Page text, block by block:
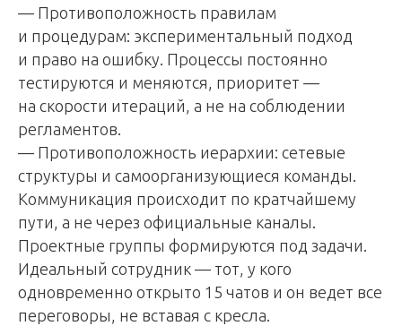
— Противоположность правилам
и процедурам: экспериментальный подход
и право на ошибку. Процессы постоянно
тестируются и меняются, приоритет —
на скорости итераций, а не на соблюдении
регламентов.
— Противоположность иерархии: сетевые
структуры и самоорганизующиеся команды.
Коммуникация происходит по кратчайшему
пути, а не через официальные каналы.
Проектные группы формируются под задачи.
Идеальный сотрудник — тот, у кого
одновременно открыто 15 чатов и он ведет все
переговоры, не вставая с кресла.